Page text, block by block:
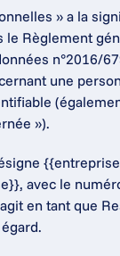
» a la
le Règlement
n°2016/
une
»).
avec le
en tant que